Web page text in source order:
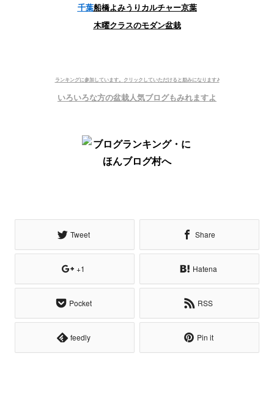
千葉船橋よみうりカルチャー京葉
木曜クラスのモダン盆栽
ランキングに参加しています。 クリックしていただけると励みになります♪
いろいろな方の盆栽人気ブログもみれますよ
Tweet Share
+1 Hatena
Pocket RSS
feedly Pin it